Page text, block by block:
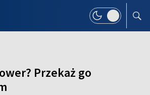
Przekaż go